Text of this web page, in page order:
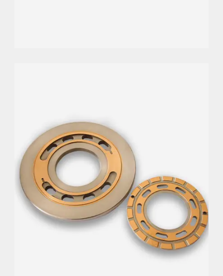
Hochbeanspruchungsanwendungen, die
Kavitationserosion ausgesetzt sind
Große Auswahl an Grundwerkstoffen, darunter
AISI 1045, 4140, 4340 und 4150
High-strength steel ensures plate stability and
durability.
Hochfester Stahl gewährleistet Stabilität und
Langlebigkeit der Platten
Endbearbeitung mit engen Maß- und